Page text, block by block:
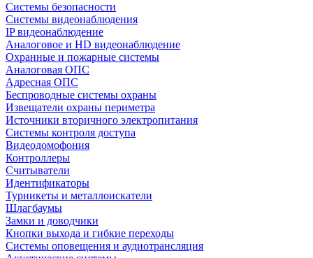
Системы безопасности
Системы видеонаблюдения
IP видеонаблюдение
Аналоговое и HD видеонаблюдение
Охранные и пожарные системы
Аналоговая ОПС
Адресная ОПС
Беспроводные системы охраны
Извещатели охраны периметра
Источники вторичного электропитания
Системы контроля доступа
Видеодомофония
Контроллеры
Считыватели
Идентификаторы
Турникеты и металлоискатели
Шлагбаумы
Замки и доводчики
Кнопки выхода и гибкие переходы
Системы оповещения и аудиотрансляция